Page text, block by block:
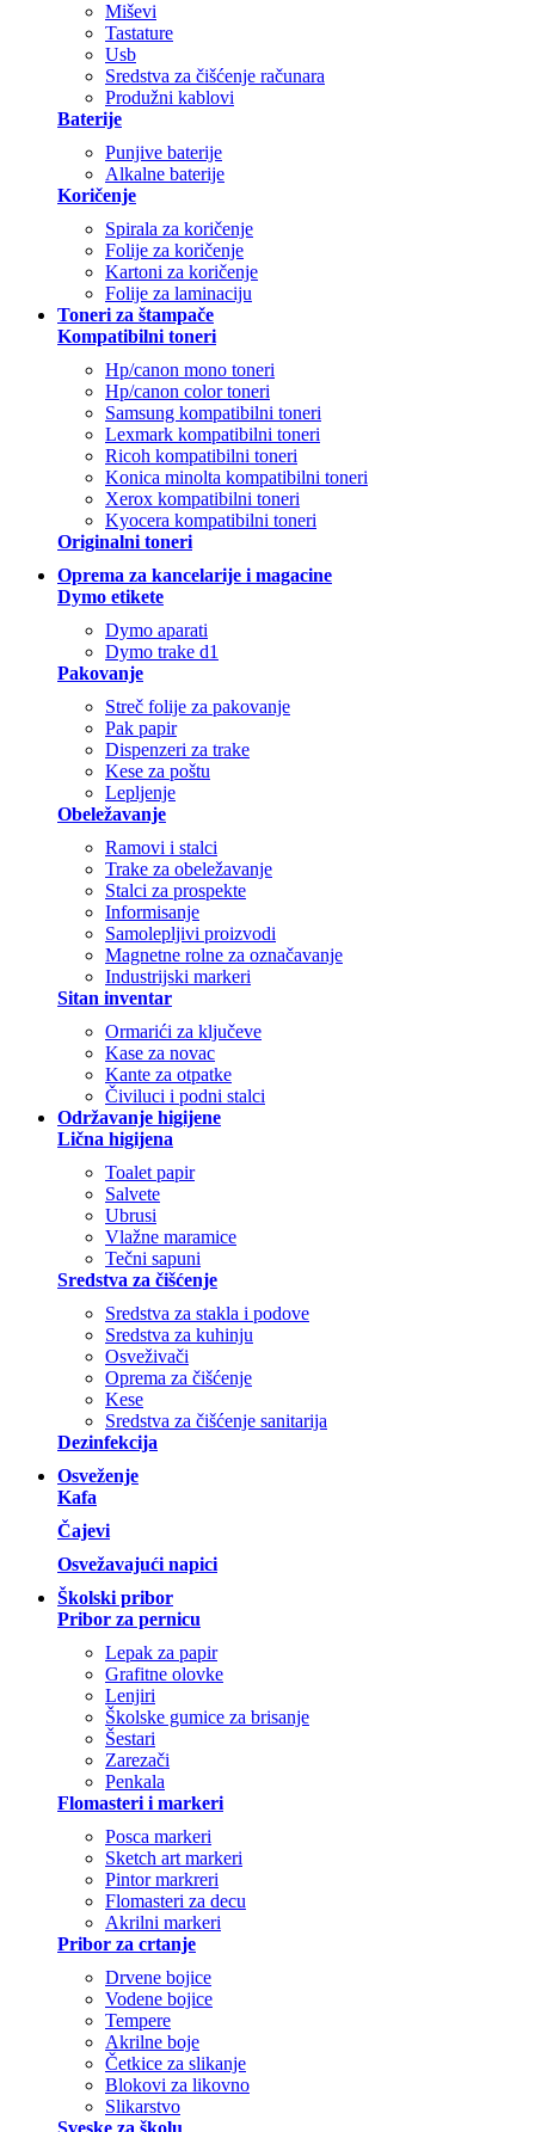
Miševi
Tastature
Usb
Sredstva za čišćenje računara
Produžni kablovi
Baterije
Punjive baterije
Alkalne baterije
Koričenje
Spirala za koričenje
Folije za koričenje
Kartoni za koričenje
Folije za laminaciju
Toneri za štampače
Kompatibilni toneri
Hp/canon mono toneri
Hp/canon color toneri
Samsung kompatibilni toneri
Lexmark kompatibilni toneri
Ricoh kompatibilni toneri
Konica minolta kompatibilni toneri
Xerox kompatibilni toneri
Kyocera kompatibilni toneri
Originalni toneri
Oprema za kancelarije i magacine
Dymo etikete
Dymo aparati
Dymo trake d1
Pakovanje
Streč folije za pakovanje
Pak papir
Dispenzeri za trake
Kese za poštu
Lepljenje
Obeležavanje
Ramovi i stalci
Trake za obeležavanje
Stalci za prospekte
Informisanje
Samolepljivi proizvodi
Magnetne rolne za označavanje
Industrijski markeri
Sitan inventar
Ormarići za ključeve
Kase za novac
Kante za otpatke
Čiviluci i podni stalci
Održavanje higijene
Lična higijena
Toalet papir
Salvete
Ubrusi
Vlažne maramice
Tečni sapuni
Sredstva za čišćenje
Sredstva za stakla i podove
Sredstva za kuhinju
Osveživači
Oprema za čišćenje
Kese
Sredstva za čišćenje sanitarija
Dezinfekcija
Osveženje
Kafa
Čajevi
Osvežavajući napici
Školski pribor
Pribor za pernicu
Lepak za papir
Grafitne olovke
Lenjiri
Školske gumice za brisanje
Šestari
Zarezači
Penkala
Flomasteri i markeri
Posca markeri
Sketch art markeri
Pintor markreri
Flomasteri za decu
Akrilni markeri
Pribor za crtanje
Drvene bojice
Vodene bojice
Tempere
Akrilne boje
Četkice za slikanje
Blokovi za likovno
Slikarstvo
Sveske za školu